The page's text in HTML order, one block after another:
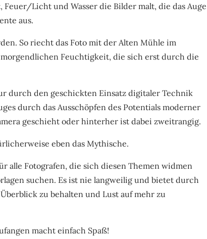
Licht und Wasser die Bilder malt, die das Auge
aus.
So riecht das Foto mit der Alten Mühle im
Feuchtigkeit, die sich erst durch die
durch den geschickten Einsatz digitaler Technik
durch das Ausschöpfen des Potentials moderner
geschieht oder hinterher ist dabei zweitrangig.
eben das Mythische.
alle Fotografen, die sich diesen Themen widmen
suchen. Es ist nie langweilig und bietet durch
zu behalten und Lust auf mehr zu
macht einfach Spaß!